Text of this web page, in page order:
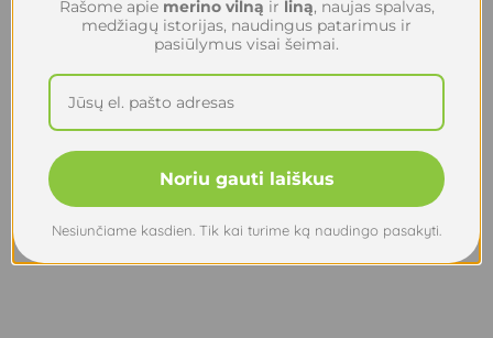
Rašome apie merino vilną ir liną, naujas spalvas,
medžiagų istorijas, naudingus patarimus ir
pasiūlymus visai šeimai.
Noriu gauti laiškus
Nesiunčiame kasdien. Tik kai turime ką naudingo pasakyti.